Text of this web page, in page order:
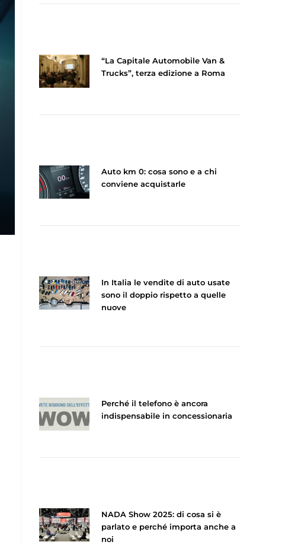
“La Capitale Automobile Van &
Trucks”, terza edizione a Roma
Auto km 0: cosa sono e a chi
conviene acquistarle
In Italia le vendite di auto usate
sono il doppio rispetto a quelle
nuove
Perché il telefono è ancora
indispensabile in concessionaria
NADA Show 2025: di cosa si è
parlato e perché importa anche a
noi